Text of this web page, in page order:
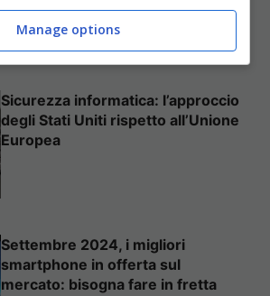
Sicurezza informatica: l’approccio
degli Stati Uniti rispetto all’Unione
Europea
Settembre 2024, i migliori
smartphone in offerta sul
mercato: bisogna fare in fretta
Manage options